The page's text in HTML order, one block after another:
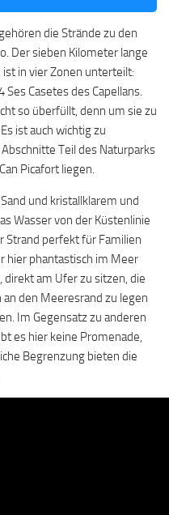
die Strände zu den
Der sieben Kilometer lange
in vier Zonen unterteilt:
Casetes des Capellans.
so überfüllt, denn um sie zu
ist auch wichtig zu
Teil des Naturparks
Picafort liegen.
und kristallklarem und
Wasser von der Küstenlinie
Strand perfekt für Familien
hier phantastisch im Meer
direkt am Ufer zu sitzen, die
an den Meeresrand zu legen
Im Gegensatz zu anderen
es hier keine Promenade,
Begrenzung bieten die